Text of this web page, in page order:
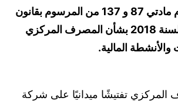
الدولة، وفقًا لأحكام مادتي 87 و 137 من المرسوم بقانون
اتحادي رقم /14/ لسنة 2018 بشأن المصرف المركزي
المالية.
تفتيشًا ميدانيًا على شركة